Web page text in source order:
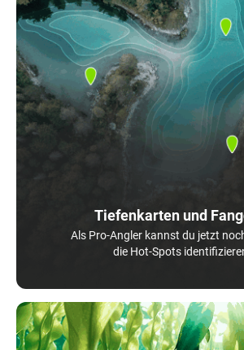
Tiefenkarten und
Als Pro-Angler kannst du jetzt
die Hot-Spots